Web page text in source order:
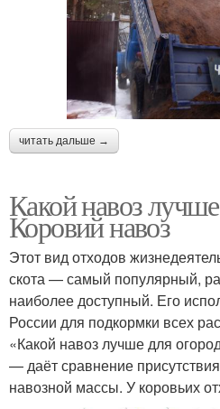
читать дальше →
Какой навоз
Коровий навоз
Этот вид отходов
скота — самый популярный,
наиболее доступный. Его
России для подкормки всех
«Какой навоз лучше для
— даёт сравнение
навозной массы. У коровьих